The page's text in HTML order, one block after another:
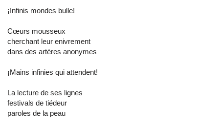
¡Infinis mondes bulle!
Cœurs mousseux
cherchant leur enivrement
dans des artères anonymes
¡Mains infinies qui attendent!
La lecture de ses lignes
festivals de tiédeur
paroles de la peau